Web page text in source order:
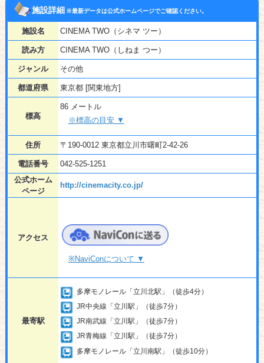
施設詳細※最新データは公式ホームページでご確認ください。
施設名 CINEMA TWO（シネマ ツー）
読み方 CINEMA TWO（しねま つー）
ジャンル その他
都道府県 東京都 [関東地方]
標高
86 メートル
※標高の目安 ▼
住所 〒190-0012 東京都立川市曙町2-42-26
電話番号
042-525-1251
公式ホーム
ページ
http://cinemacity.co.jp/
アクセス
※NaviConについて ▼
最寄駅
多摩モノレール「立川北駅」（徒歩4分）
JR中央線「立川駅」（徒歩7分）
JR南武線「立川駅」（徒歩7分）
JR青梅線「立川駅」（徒歩7分）
多摩モノレール「立川南駅」（徒歩10分）